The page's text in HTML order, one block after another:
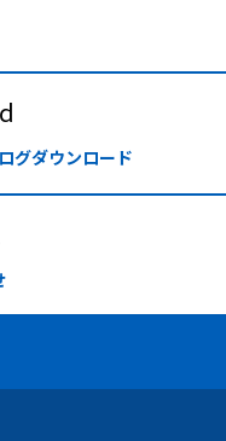
ダウンロード